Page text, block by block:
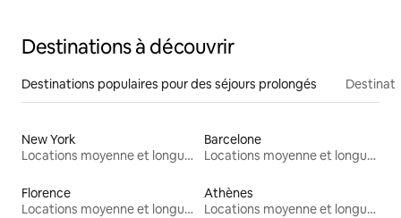
Destinations à découvrir
Destinations populaires pour des séjours prolongés
New York
Locations moyenne et longue durée
Barcelone
Locations moyenne et longue durée
Florence
Locations moyenne et longue durée
Athènes
Locations moyenne et longue durée